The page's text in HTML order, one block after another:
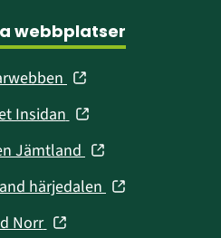
webbplatser
(öppnas
nytt
fönster)
Insidan (öppnas
nytt
fönster)
Jämtland (öppnas
nytt
härjedalen (öppnas
Norr (öppnas